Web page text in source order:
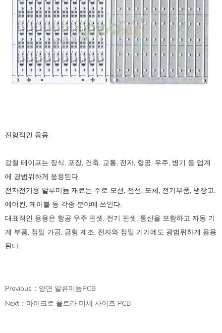
전형적인 응용:
강철 테이프는 장식, 포장, 건축, 교통, 전자, 항공, 우주, 병기 등 업계
에 광범위하게 응용된다.
전자전기용 알루미늄 재료는 주로 모선, 전선, 도체, 전기부품, 냉장고,
에어컨, 케이블 등 각종 분야에 쓰인다.
대표적인 응용은 항공 우주 핀셋, 전기 핀셋, 통신을 포함하고 자동 기
계 부품, 정밀 가공, 금형 제조, 전자와 정밀 기기에도 광범위하게 응용
된다.
Previous： 양면 알류미늄PCB
Next： 마이크로 울트라 미세 사이즈 PCB